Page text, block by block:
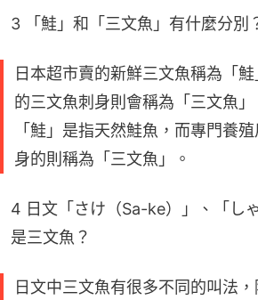
3 「鮭」和「三文魚」有什麼分別
日本超市賣的新鮮三文魚稱為「
的三文魚刺身則會稱為「三文魚」
「鮭」是指天然鮭魚，而專門養
身的則稱為「三文魚」。
4 日文「さけ（Sa-ke）」、「し
是三文魚？
日文中三文魚有很多不同的叫法